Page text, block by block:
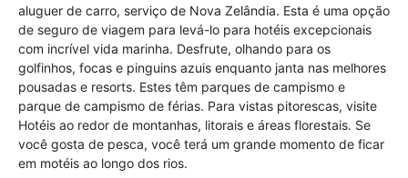
aluguer de carro, serviço de Nova Zelândia. Esta é uma opção
de seguro de viagem para levá-lo para hotéis excepcionais
com incrível vida marinha. Desfrute, olhando para os
golfinhos, focas e pinguins azuis enquanto janta nas melhores
pousadas e resorts. Estes têm parques de campismo e
parque de campismo de férias. Para vistas pitorescas, visite
Hotéis ao redor de montanhas, litorais e áreas florestais. Se
você gosta de pesca, você terá um grande momento de ficar
em motéis ao longo dos rios.